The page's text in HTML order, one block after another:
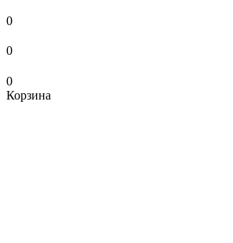
0
0
0
Корзина